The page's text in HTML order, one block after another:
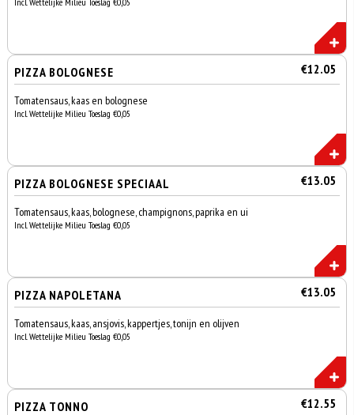
PIZZA BOLOGNESE €12.05
Tomatensaus, kaas en bolognese
Incl. Wettelijke Milieu Toeslag €0,05
PIZZA BOLOGNESE SPECIAAL €13.05
Tomatensaus, kaas, bolognese, champignons, paprika en ui
Incl. Wettelijke Milieu Toeslag €0,05
PIZZA NAPOLETANA €13.05
Tomatensaus, kaas, ansjovis, kappertjes, tonijn en olijven
Incl. Wettelijke Milieu Toeslag €0,05
PIZZA TONNO €12.55